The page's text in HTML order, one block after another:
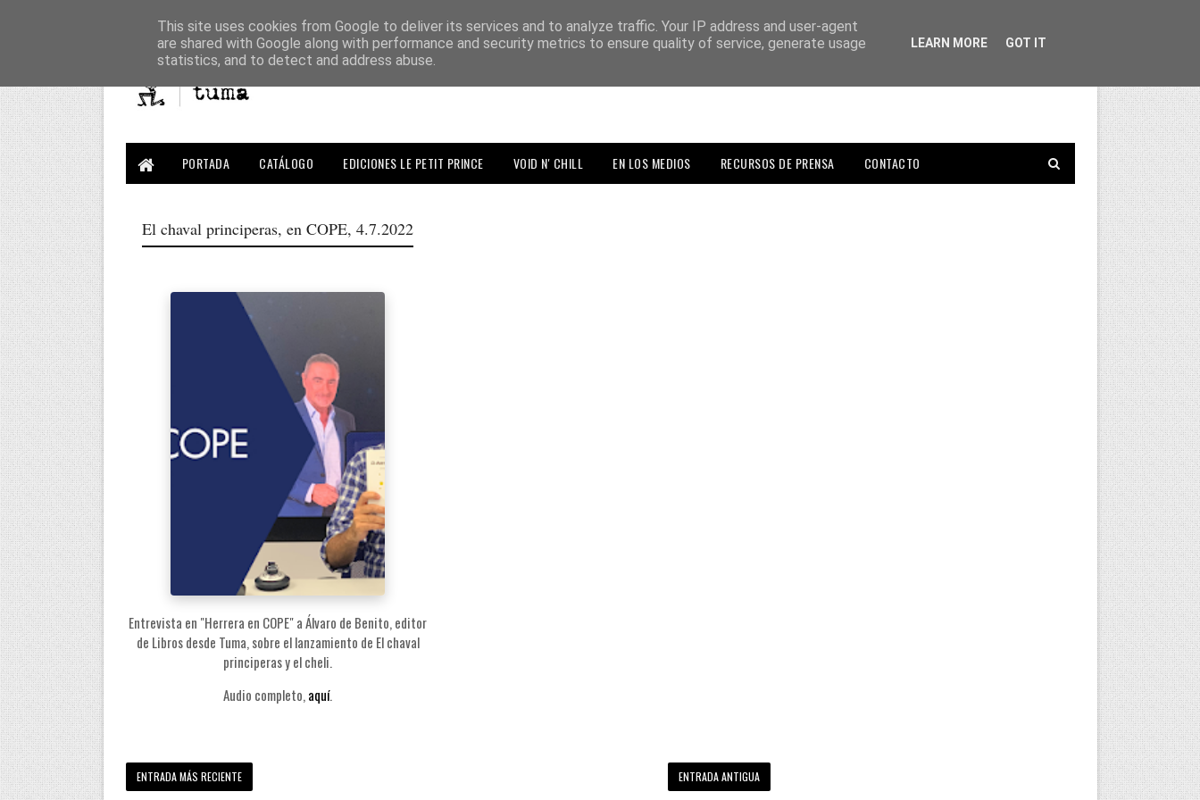
PORTADA CATÁLOGO EDICIONES LE PETIT PRINCE VOID N' CHILL EN LOS MEDIOS RECURSOS DE PRENSA CONTACTO
El chaval principeras, en COPE, 4.7.2022
Entrevista en "Herrera en COPE" a Álvaro de Benito, editor
de Libros desde Tuma, sobre el lanzamiento de El chaval
principeras y el cheli.
Audio completo, aquí.
ENTRADA MÁS RECIENTE ENTRADA ANTIGUA
This site uses cookies from Google to deliver its services and to analyze traffic. Your IP address and user-agent
are shared with Google along with performance and security metrics to ensure quality of service, generate usage
statistics, and to detect and address abuse.
LEARN MORE GOT IT